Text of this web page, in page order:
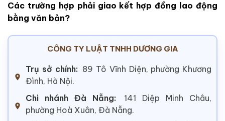
Các trường hợp phải giao kết hợp đồng lao động
bằng văn bản?
CÔNG TY LUẬT TNHH DƯƠNG GIA
Trụ sở chính: 89 Tô Vĩnh Diện, phường Khương
Đình, Hà Nội.
Chi nhánh Đà Nẵng:
141 Diệp Minh Châu,
phường Hoà Xuân, Đà Nẵng.